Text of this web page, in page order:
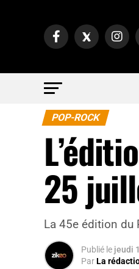
POP-ROCK
25
La 45e édition du
Publié le jeudi
ParLa